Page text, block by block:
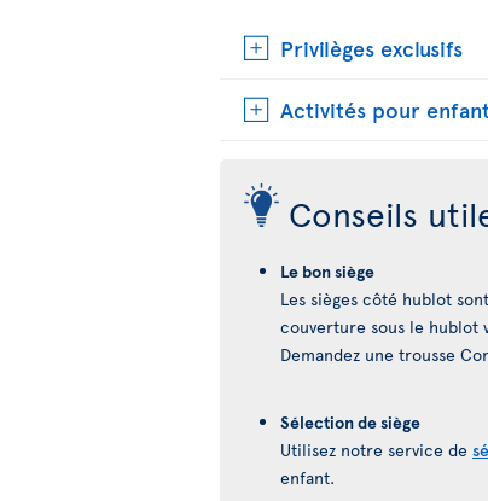
Privilèges exclusifs
Activités pour
Conseils
Le bon siège
Les sièges côté hublot
couverture sous le hublot
Demandez une trousse
Sélection de siège
Utilisez notre service de
enfant.